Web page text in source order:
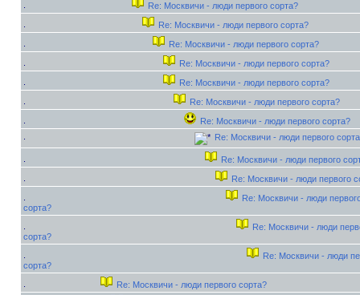
Re: Москвичи - люди первого сорта?
Re: Москвичи - люди первого сорта?
Re: Москвичи - люди первого сорта?
Re: Москвичи - люди первого сорта?
Re: Москвичи - люди первого сорта?
Re: Москвичи - люди первого сорта?
Re: Москвичи - люди первого сорта?
Re: Москвичи - люди первого
Re: Москвичи - люди первого
Re: Москвичи - люди первого
Re: Москвичи - люди
сорта?
Re: Москвичи - люди
сорта?
Re: Москвичи - люди
сорта?
Re: Москвичи - люди первого сорта?